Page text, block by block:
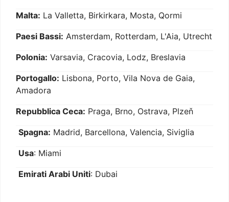
Malta: La Valletta, Birkirkara, Mosta, Qormi
Paesi Bassi: Amsterdam, Rotterdam, L'Aia, Utrecht
Polonia: Varsavia, Cracovia, Lodz, Breslavia
Portogallo: Lisbona, Porto, Vila Nova de Gaia,
Amadora
Repubblica Ceca: Praga, Brno, Ostrava, Plzeň
Spagna: Madrid, Barcellona, Valencia, Siviglia
Usa: Miami
Emirati Arabi Uniti: Dubai